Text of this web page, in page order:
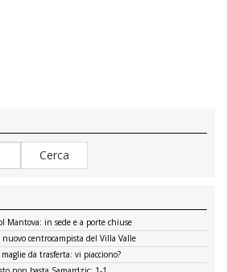
Mantova: in sede e a porte chiuse
nuovo centrocampista del Villa Valle
da trasferta: vi piacciono?